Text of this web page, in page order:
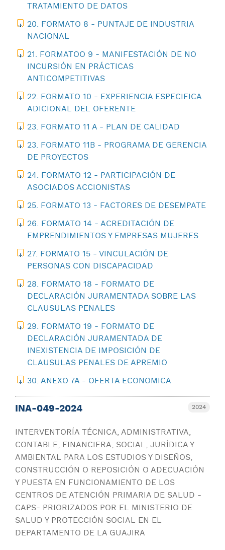
TRATAMIENTO DE DATOS
20. FORMATO 8 - PUNTAJE DE INDUSTRIA
NACIONAL
21. FORMATOO 9 - MANIFESTACIÓN DE NO
INCURSIÓN EN PRÁCTICAS
ANTICOMPETITIVAS
22. FORMATO 10 - EXPERIENCIA ESPECIFICA
ADICIONAL DEL OFERENTE
23. FORMATO 11 A - PLAN DE CALIDAD
23. FORMATO 11B - PROGRAMA DE GERENCIA
DE PROYECTOS
24. FORMATO 12 - PARTICIPACIÓN DE
ASOCIADOS ACCIONISTAS
25. FORMATO 13 - FACTORES DE DESEMPATE
26. FORMATO 14 - ACREDITACIÓN DE
EMPRENDIMIENTOS Y EMPRESAS MUJERES
27. FORMATO 15 - VINCULACIÓN DE
PERSONAS CON DISCAPACIDAD
28. FORMATO 18 - FORMATO DE
DECLARACIÓN JURAMENTADA SOBRE LAS
CLAUSULAS PENALES
29. FORMATO 19 - FORMATO DE
DECLARACIÓN JURAMENTADA DE
INEXISTENCIA DE IMPOSICIÓN DE
CLAUSULAS PENALES DE APREMIO
30. ANEXO 7A - OFERTA ECONOMICA
2024
INA-049-2024
INTERVENTORÍA TÉCNICA, ADMINISTRATIVA,
CONTABLE, FINANCIERA, SOCIAL, JURÍDICA Y
AMBIENTAL PARA LOS ESTUDIOS Y DISEÑOS,
CONSTRUCCIÓN O REPOSICIÓN O ADECUACIÓN
Y PUESTA EN FUNCIONAMIENTO DE LOS
CENTROS DE ATENCIÓN PRIMARIA DE SALUD -
CAPS- PRIORIZADOS POR EL MINISTERIO DE
SALUD Y PROTECCIÓN SOCIAL EN EL
DEPARTAMENTO DE LA GUAJIRA